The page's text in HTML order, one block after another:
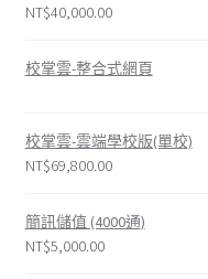
NT$40,000.00
校掌雲-整合式網頁
校掌雲-雲端學校版(單校)
NT$69,800.00
簡訊儲值 (4000通)
NT$5,000.00